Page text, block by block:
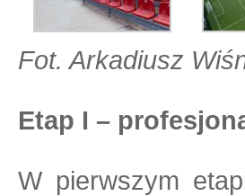
Fot. Arkadiusz
Etap I –
W pierwszym